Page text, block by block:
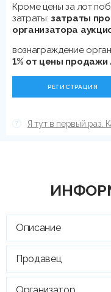
Кроме цены за лот
затраты: затраты
организатора
вознаграждение
1% от цены продажи
РЕГИСТРАЦИЯ
Я тут в первый раз.
Описание
Продавец
Организатор